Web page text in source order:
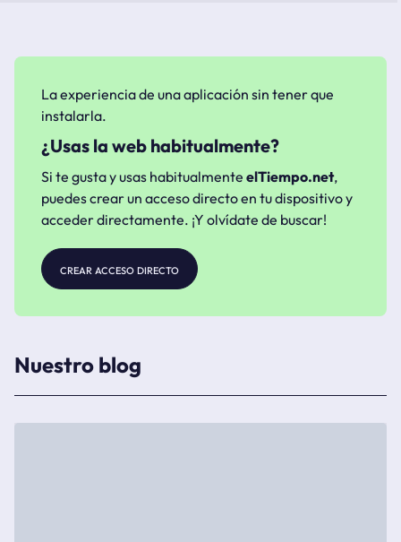
La experiencia de una aplicación sin tener que
instalarla.
¿Usas la web habitualmente?
Si te gusta y usas habitualmente elTiempo.net,
puedes crear un acceso directo en tu dispositivo y
acceder directamente. ¡Y olvídate de buscar!
crear acceso directo
Nuestro blog